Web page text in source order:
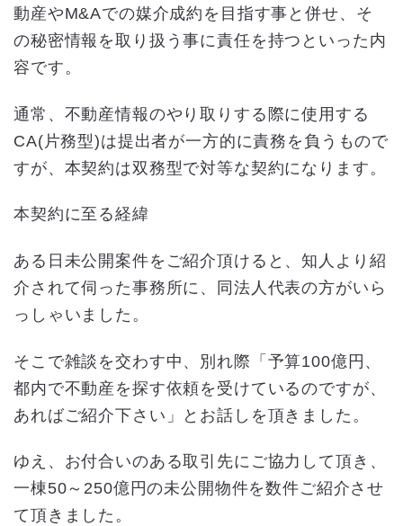
動産やM&Aでの媒介成約を目指す事と併せ、そ
の秘密情報を取り扱う事に責任を持つといった内
容です。
通常、不動産情報のやり取りする際に使用する
CA(片務型)は提出者が一方的に責務を負うもので
すが、本契約は双務型で対等な契約になります。
本契約に至る経緯
ある日未公開案件をご紹介頂けると、知人より紹
介されて伺った事務所に、同法人代表の方がいら
っしゃいました。
そこで雑談を交わす中、別れ際「予算100億円、
都内で不動産を探す依頼を受けているのですが、
あればご紹介下さい」とお話しを頂きました。
ゆえ、お付合いのある取引先にご協力して頂き、
一棟50～250億円の未公開物件を数件ご紹介させ
て頂きました。